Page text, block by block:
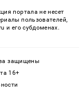
портала не несет
пользователей,
и его субдоменах.
защищены
16+